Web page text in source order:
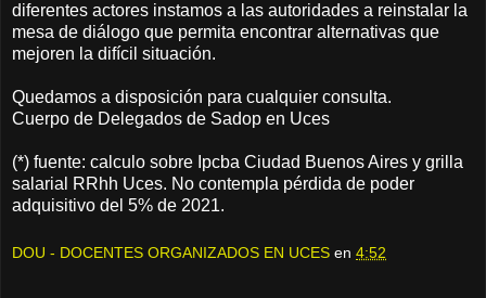
diferentes actores instamos a las autoridades a reinstalar la
mesa de diálogo que permita encontrar alternativas que
mejoren la difícil situación.
Quedamos a disposición para cualquier consulta.
Cuerpo de Delegados de Sadop en Uces
(*) fuente: calculo sobre Ipcba Ciudad Buenos Aires y grilla
salarial RRhh Uces. No contempla pérdida de poder
adquisitivo del 5% de 2021.
DOU - DOCENTES ORGANIZADOS EN UCES en 4:52